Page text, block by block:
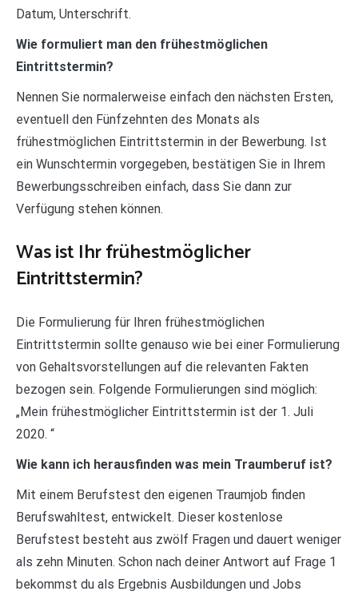
Datum, Unterschrift.
Wie formuliert man den frühestmöglichen
Eintrittstermin?
Nennen Sie normalerweise einfach den nächsten Ersten,
eventuell den Fünfzehnten des Monats als
frühestmöglichen Eintrittstermin in der Bewerbung. Ist
ein Wunschtermin vorgegeben, bestätigen Sie in Ihrem
Bewerbungsschreiben einfach, dass Sie dann zur
Verfügung stehen können.
Was ist Ihr frühestmöglicher
Eintrittstermin?
Die Formulierung für Ihren frühestmöglichen
Eintrittstermin sollte genauso wie bei einer Formulierung
von Gehaltsvorstellungen auf die relevanten Fakten
bezogen sein. Folgende Formulierungen sind möglich:
„Mein frühestmöglicher Eintrittstermin ist der 1. Juli
2020. “
Wie kann ich herausfinden was mein Traumberuf ist?
Mit einem Berufstest den eigenen Traumjob finden
Berufswahltest, entwickelt. Dieser kostenlose
Berufstest besteht aus zwölf Fragen und dauert weniger
als zehn Minuten. Schon nach deiner Antwort auf Frage 1
bekommst du als Ergebnis Ausbildungen und Jobs